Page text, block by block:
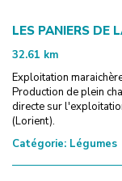
LES PANIERS DE
32.61 km
Exploitation
Production de plein
directe sur
(Lorient).
Catégorie: Légumes